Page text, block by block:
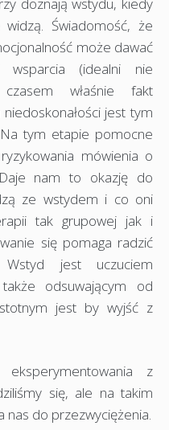
Świadomość, że
może dawać
(idealni nie
właśnie fakt
jest tym
tym etapie pomocne
mówienia o
nam to okazję do
ze wstydem i co oni
tak grupowej jak i
się pomaga radzić
jest uczuciem
odsuwającym od
jest by wyjść z
z
się, ale na takim
nas do przezwyciężenia.